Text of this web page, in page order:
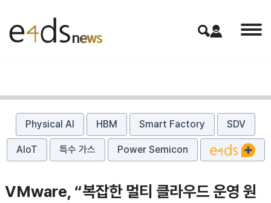
Physical AI HBM Smart Factory SDV
AIoT 특수 가스 Power Semicon
VMware, “복잡한 멀티 클라우드 운영 원